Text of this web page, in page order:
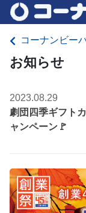
コーナンビー
お知らせ
2023.08.29
劇団四季ギフト
ャンペーン🚩